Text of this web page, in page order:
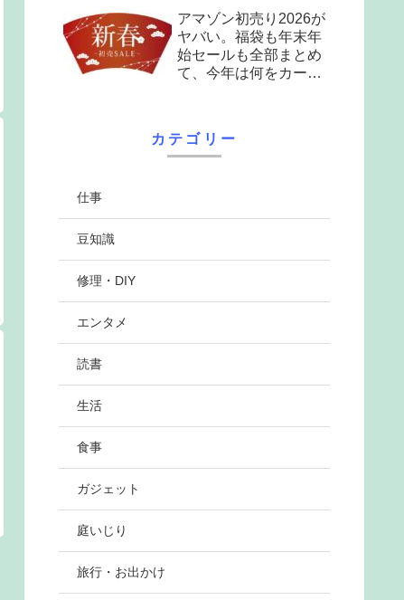
全部まとめて解説
アマゾン初売り2026が
ヤバい。福袋も年末年
始セールも全部まとめ
て、今年は何をカート
カテゴリー
仕事
豆知識
修理・DIY
エンタメ
読書
生活
食事
ガジェット
庭いじり
旅行・お出かけ